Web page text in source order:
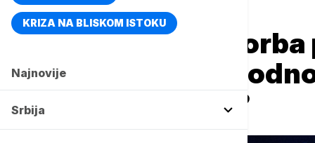
KRIZA NA BLISKOM ISTOKU
Najnovije
Srbija
Naslovna Magazin
Entoni Fauči i
su studije o
zanemarivane?